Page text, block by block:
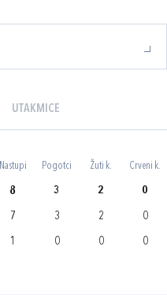
UTAKMICE
Nastupi Pogotci Žuti k. Crveni k.
8 3 2 0
7 3 2 0
1 0 0 0